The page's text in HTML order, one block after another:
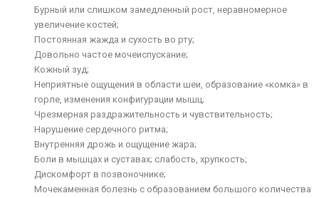
Бурный или слишком замедленный рост, неравномерное
увеличение костей;
Постоянная жажда и сухость во рту;
Довольно частое мочеиспускание;
Кожный зуд;
Неприятные ощущения в области шеи, образование «комка» в
горле, изменения конфигурации мышц;
Чрезмерная раздражительность и чувствительность;
Нарушение сердечного ритма;
Внутренняя дрожь и ощущение жара;
Боли в мышцах и суставах; слабость, хрупкость;
Дискомфорт в позвоночнике;
Мочекаменная болезнь с образованием большого количества